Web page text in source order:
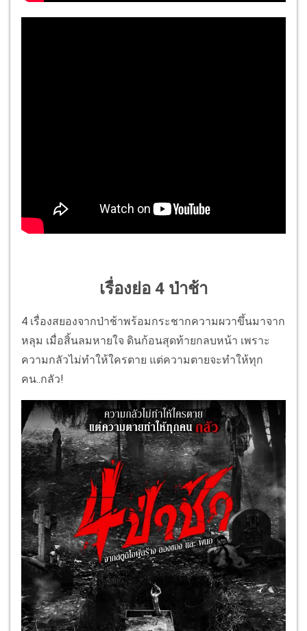
เรื่องย่อ 4 ป่าช้า
4 เรื่องสยองจากป่าช้าพร้อมกระชากความผวาขึ้นมาจาก
หลุม เมื่อสิ้นลมหายใจ ดินก้อนสุดท้ายกลบหน้า เพราะ
ความกลัวไม่ทำให้ใครตาย แต่ความตายจะทำให้ทุก
คน..กลัว!